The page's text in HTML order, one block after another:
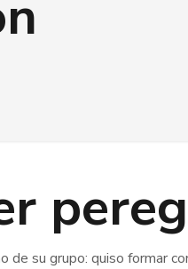
de su grupo: quiso formar